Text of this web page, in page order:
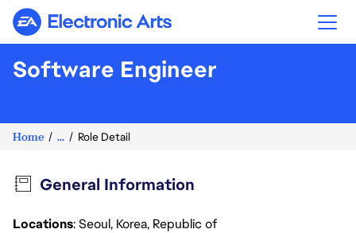
Electronic Arts
Software Engineer
Home ... Role Detail
General Information
Locations: Seoul, Korea, Republic of